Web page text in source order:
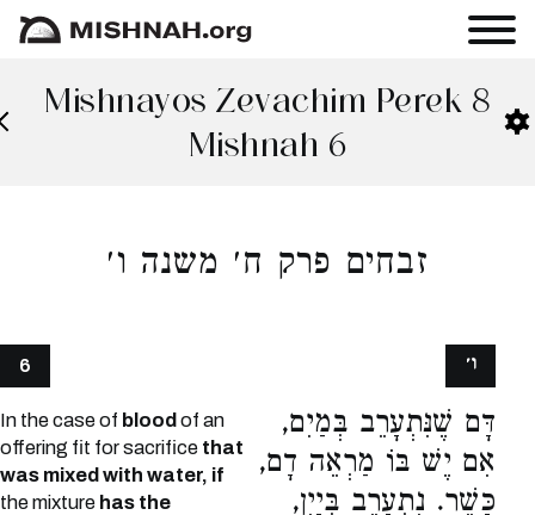
Mishnayos Zevachim Perek 8
Mishnah 6
זבחים פרק ח׳ משנה ו׳
6
In the case of blood of an
offering fit for sacrifice that
was mixed with water, if
the mixture has the
דָּם שֶׁנִּתְעָרֵב בְּמַיִם,
אִם יֶשׁ בּוֹ מַרְאֵה דָם,
כָּשֵׁר. נִתְעָרֵב בְּיַיִן,
ו׳